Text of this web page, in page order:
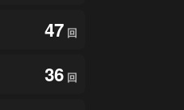
47 回
36 回